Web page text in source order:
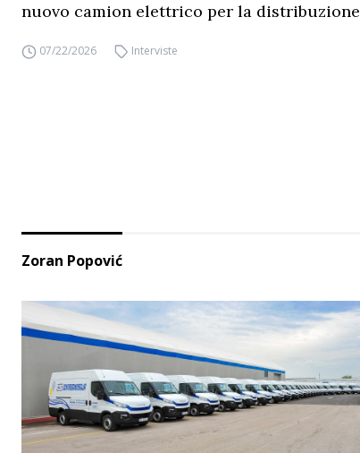
nuovo camion elettrico per la distribuzione
07/22/2026 Interviste
Zoran Popović